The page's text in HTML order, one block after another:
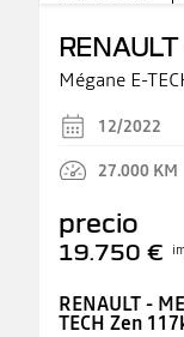
Mégane E-
12/2022
27.000 KM
precio
19.750 €
RENAULT -
TECH Zen